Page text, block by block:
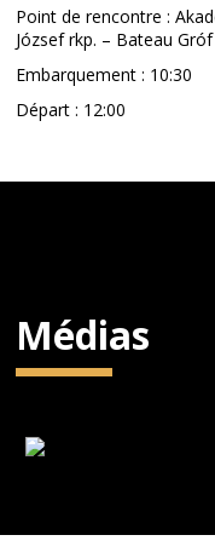
Point de rencontre :
József rkp. – Bateau
Embarquement : 10:30
Départ : 12:00
Médias